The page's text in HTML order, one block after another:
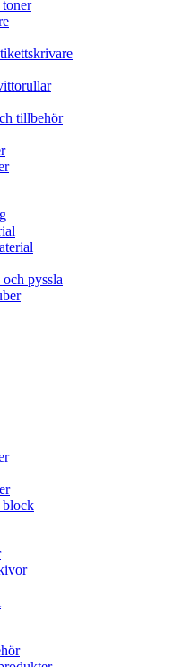
tillbehör
pyssla
block